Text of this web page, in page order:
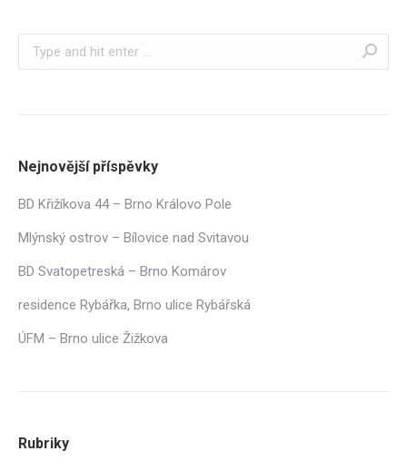
Search:
Nejnovější příspěvky
BD Křižíkova 44 – Brno Královo Pole
Mlýnský ostrov – Bílovice nad Svitavou
BD Svatopetreská – Brno Komárov
residence Rybářka, Brno ulice Rybářská
ÚFM – Brno ulice Žižkova
Rubriky